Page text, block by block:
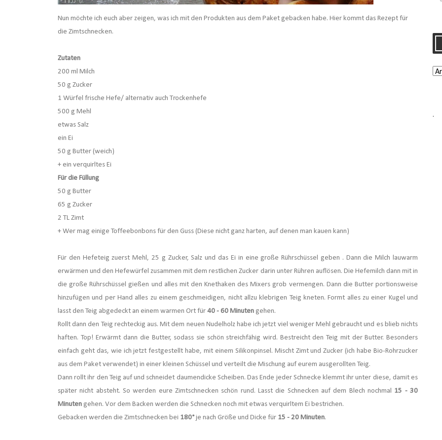
Nun möchte ich euch aber zeigen, was ich mit den Produkten aus dem Paket gebacken habe. Hier kommt das Rezept für
die Zimtschnecken.
Zutaten
200 ml Milch
50 g Zucker
1 Würfel frische Hefe/ alternativ auch Trockenhefe
500 g Mehl
etwas Salz
ein Ei
50 g Butter (weich)
+ ein verquirltes Ei
Für die Füllung
50 g Butter
65 g Zucker
2 TL Zimt
+ Wer mag einige Toffeebonbons für den Guss (Diese nicht ganz harten, auf denen man kauen kann)
Für den Hefeteig zuerst Mehl, 25 g Zucker, Salz und das Ei in eine große Rührschüssel geben . Dann die Milch lauwarm
erwärmen und den Hefewürfel zusammen mit dem restlichen Zucker darin unter Rühren auflösen. Die Hefemilch dann mit in
die große Rührschüssel gießen und alles mit den Knethaken des Mixers grob vermengen. Dann die Butter portionsweise
hinzufügen und per Hand alles zu einem geschmeidigen, nicht allzu klebrigen Teig kneten. Formt alles zu einer Kugel und
lasst den Teig abgedeckt an einem warmen Ort für 40 - 60 Minuten gehen.
Rollt dann den Teig rechteckig aus. Mit dem neuen Nudelholz habe ich jetzt viel weniger Mehl gebraucht und es blieb nichts
haften. Top! Erwärmt dann die Butter, sodass sie schön streichfähig wird. Bestreicht den Teig mit der Butter. Besonders
einfach geht das, wie ich jetzt festgestellt habe, mit einem Silikonpinsel. Mischt Zimt und Zucker (ich habe Bio-Rohrzucker
aus dem Paket verwendet) in einer kleinen Schüssel und verteilt die Mischung auf eurem ausgerollten Teig.
Dann rollt ihr den Teig auf und schneidet daumendicke Scheiben. Das Ende jeder Schnecke klemmt ihr unter diese, damit es
später nicht absteht. So werden eure Zimtschnecken schön rund. Lasst die Schnecken auf dem Blech nochmal 15 - 30
Minuten gehen. Vor dem Backen werden die Schnecken noch mit etwas verquirltem Ei bestrichen.
Gebacken werden die Zimtschnecken bei 180° je nach Größe und Dicke für 15 - 20 Minuten.
.